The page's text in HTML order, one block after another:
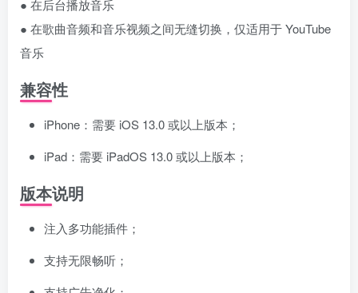
● 在后台播放音乐
● 在歌曲音频和音乐视频之间无缝切换，仅适用于 YouTube
音乐
兼容性
iPhone：需要 iOS 13.0 或以上版本；
iPad：需要 iPadOS 13.0 或以上版本；
版本说明
注入多功能插件；
支持无限畅听；